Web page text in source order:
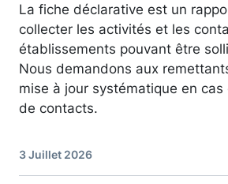
La fiche déclarative est un
collecter les activités et les
établissements pouvant être
Nous demandons aux
mise à jour systématique en
de contacts.
3 Juillet 2026